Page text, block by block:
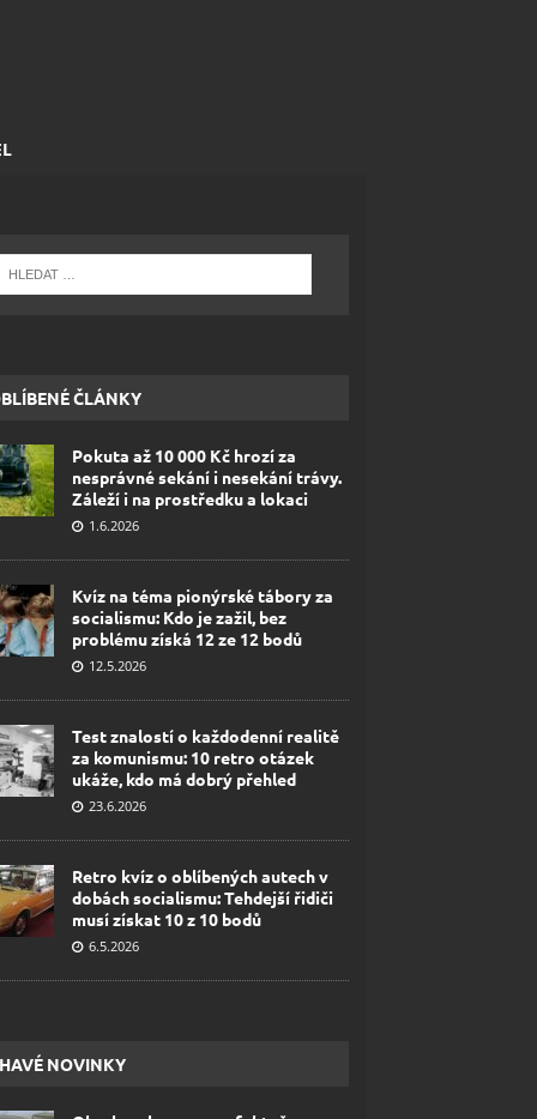
ČLÁNKY
Pokuta až 10 000 Kč hrozí za
nesprávné sekání i nesekání trávy.
Záleží i na prostředku a lokaci
1.6.2026
Kvíz na téma pionýrské tábory za
socialismu: Kdo je zažil, bez
problému získá 12 ze 12 bodů
12.5.2026
Test znalostí o každodenní realitě
za komunismu: 10 retro otázek
ukáže, kdo má dobrý přehled
23.6.2026
Retro kvíz o oblíbených autech v
dobách socialismu: Tehdejší řidiči
musí získat 10 z 10 bodů
6.5.2026
NOVINKY